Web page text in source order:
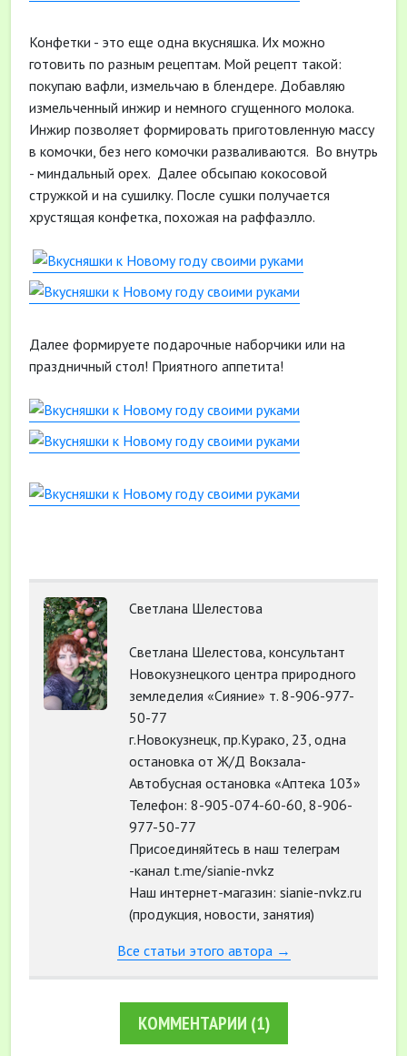
Конфетки - это еще одна вкусняшка. Их можно
готовить по разным рецептам. Мой рецепт такой:
покупаю вафли, измельчаю в блендере. Добавляю
измельченный инжир и немного сгущенного молока.
Инжир позволяет формировать приготовленную массу
в комочки, без него комочки разваливаются. Во внутрь
- миндальный орех. Далее обсыпаю кокосовой
стружкой и на сушилку. После сушки получается
хрустящая конфетка, похожая на раффаэлло.
Далее формируете подарочные наборчики или на
праздничный стол! Приятного аппетита!
Светлана Шелестова
Светлана Шелестова, консультант
Новокузнецкого центра природного
земледелия «Сияние» т. 8-906-977-
50-77
г.Новокузнецк, пр.Курако, 23, одна
остановка от Ж/Д Вокзала-
Автобусная остановка «Аптека 103»
Телефон: 8-905-074-60-60, 8-906-
977-50-77
Присоединяйтесь в наш телеграм
-канал t.me/sianie-nvkz
Наш интернет-магазин: sianie-nvkz.ru
(продукция, новости, занятия)
Все статьи этого автора →
КОММЕНТАРИИ (1)